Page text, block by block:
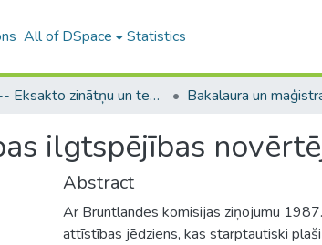
All of DSpace Statistics
A -- Eksakto zinātņu un tehnoloģiju fakultāte / Faculty of Science and Technology
ilgtspējības
Abstract
Ar Bruntlandes komisijas ziņojumu
attīstības jēdziens, kas starptautiski